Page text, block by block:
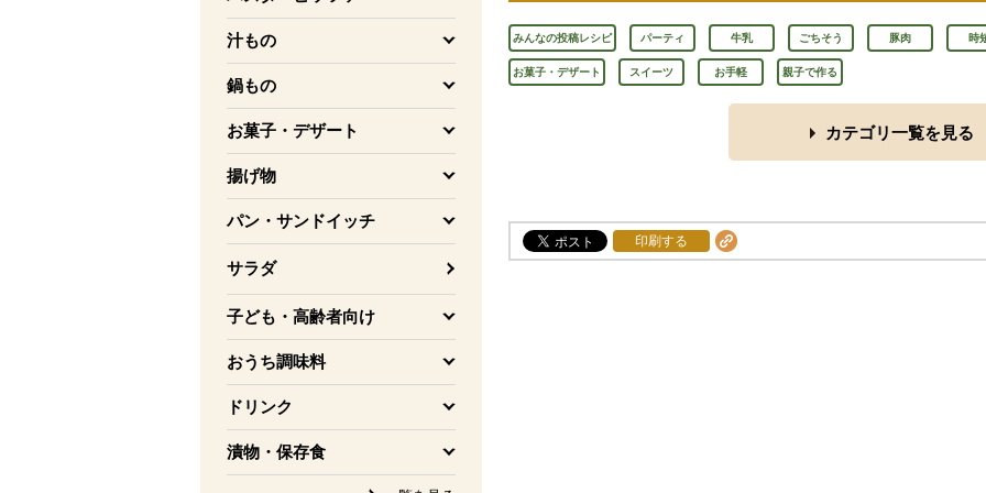
を開く
汁もの
を開く
鍋もの
を開く
お菓子・デザート
を開く
揚げ物
を開く
パン・サンドイッチ
を開く
サラダ
子ども・高齢者向け
を開く
おうち調味料
を開く
ドリンク
を開く
漬物・保存食
を開く
みんなの投稿レシピ パーティ 牛乳 ごちそう 豚肉 時
お菓子・デザート スイーツ お手軽 親子で作る
カテゴリ一覧を見る
印刷する